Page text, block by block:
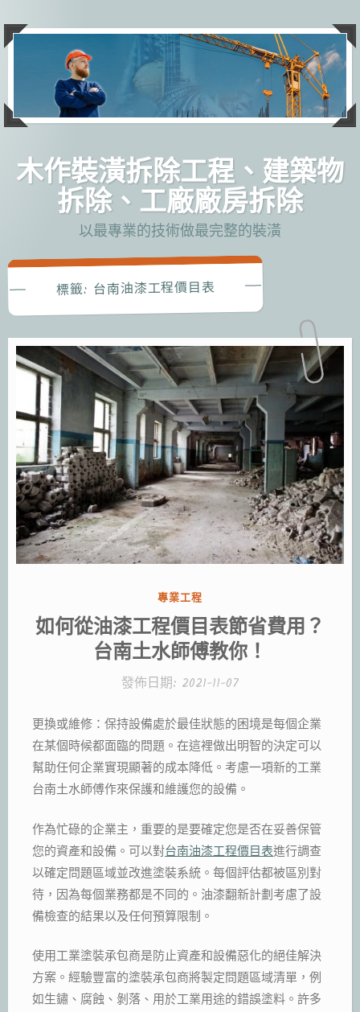
主
木作裝潢拆除工程、建築物
拆除、工廠廠房拆除
以最專業的技術做最完整的裝潢
標籤: 台南油漆工程價目表
分
類:
專業工程
如何從油漆工程價目表節省費用？
台南土水師傅教你！
發佈日期: 2021-11-07
更換或維修：保持設備處於最佳狀態的困境是每個企業
在某個時候都面臨的問題。在這裡做出明智的決定可以
幫助任何企業實現顯著的成本降低。考慮一項新的工業
台南土水師傅作來保護和維護您的設備。
作為忙碌的企業主，重要的是要確定您是否在妥善保管
您的資產和設備。可以對台南油漆工程價目表進行調查
以確定問題區域並改進塗裝系統。每個評估都被區別對
待，因為每個業務都是不同的。油漆翻新計劃考慮了設
備檢查的結果以及任何預算限制。
使用工業塗裝承包商是防止資產和設備惡化的絕佳解決
方案。經驗豐富的塗裝承包商將製定問題區域清單，例
如生鏽、腐蝕、剝落、用於工業用途的錯誤塗料。許多